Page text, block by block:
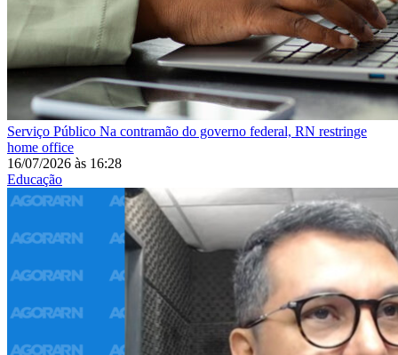
Serviço Público Na contramão do governo federal, RN restringe
home office
16/07/2026 às 16:28
Educação